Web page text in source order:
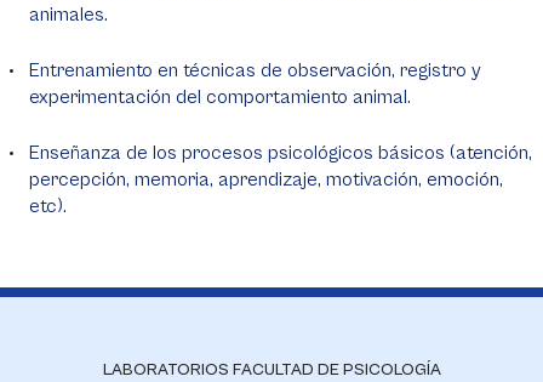
animales.
Entrenamiento en técnicas de observación, registro y
experimentación del comportamiento animal.
Enseñanza de los procesos psicológicos básicos (atención,
percepción, memoria, aprendizaje, motivación, emoción,
etc).
LABORATORIOS FACULTAD DE PSICOLOGÍA